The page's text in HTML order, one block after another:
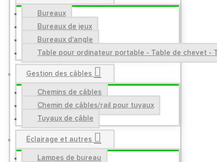
Bureaux
Bureaux de jeux
Bureaux d'angle
Table pour ordinateur portable - Table de chevet -
Gestion des câbles
Chemins de câbles
Chemin de câbles/rail pour tuyaux
Tuyaux de câble
Éclairage et autres
Lampes de bureau